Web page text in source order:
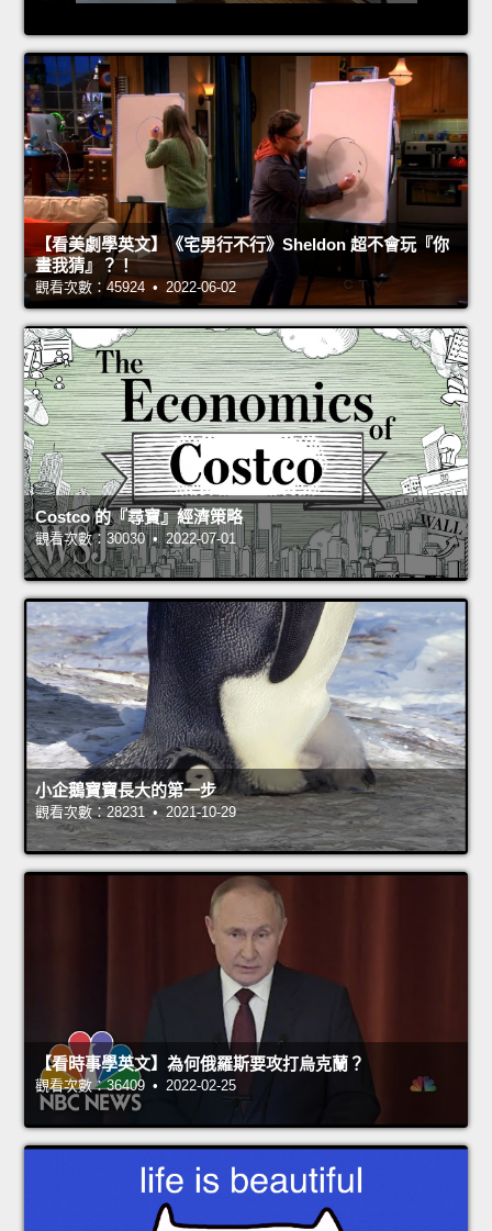
【看美劇學英文】《宅男行不行》Sheldon 超不會玩『你
畫我猜』？！
觀看次數：45924 • 2022-06-02
Costco 的『尋寶』經濟策略
觀看次數：30030 • 2022-07-01
小企鵝寶寶長大的第一步
觀看次數：28231 • 2021-10-29
【看時事學英文】為何俄羅斯要攻打烏克蘭？
觀看次數：36409 • 2022-02-25